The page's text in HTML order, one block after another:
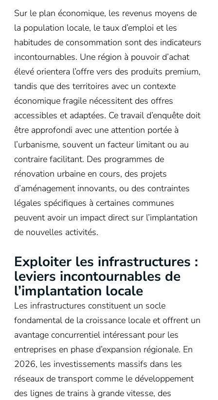
Sur le plan économique, les revenus moyens de
la population locale, le taux d’emploi et les
habitudes de consommation sont des indicateurs
incontournables. Une région à pouvoir d’achat
élevé orientera l’offre vers des produits premium,
tandis que des territoires avec un contexte
économique fragile nécessitent des offres
accessibles et adaptées. Ce travail d’enquête doit
être approfondi avec une attention portée à
l’urbanisme, souvent un facteur limitant ou au
contraire facilitant. Des programmes de
rénovation urbaine en cours, des projets
d’aménagement innovants, ou des contraintes
légales spécifiques à certaines communes
peuvent avoir un impact direct sur l’implantation
de nouvelles activités.
Exploiter les infrastructures :
leviers incontournables de
l’implantation locale
Les infrastructures constituent un socle
fondamental de la croissance locale et offrent un
avantage concurrentiel intéressant pour les
entreprises en phase d’expansion régionale. En
2026, les investissements massifs dans les
réseaux de transport comme le développement
des lignes de trains à grande vitesse, des